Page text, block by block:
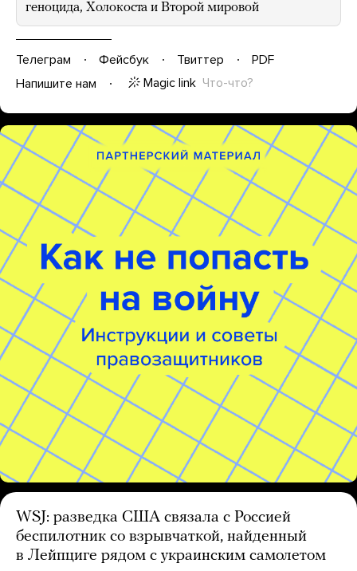
геноцида, Холокоста и Второй мировой
Телеграм Фейсбук Твиттер
PDF
Напишите нам
Magic link Что-что?
WSJ: разведка США связала с Россией
беспилотник со взрывчаткой, найденный
в Лейпциге рядом с украинским самолетом